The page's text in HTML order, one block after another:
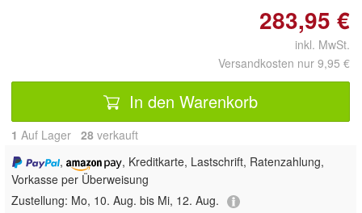
283,95 €
inkl. MwSt.
Versandkosten nur 9,95 €
In den Warenkorb
1 Auf Lager 28 verkauft
,
, Kreditkarte, Lastschrift, Ratenzahlung,
Vorkasse per Überweisung
Zustellung: Mo, 10. Aug. bis Mi, 12. Aug.